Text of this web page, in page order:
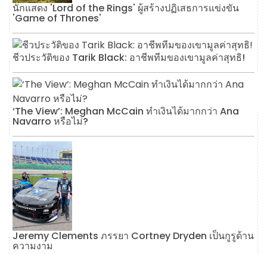
นักแสดง 'Lord of the Rings' ผู้สร้างปฏิเสธการแข่งขัน
'Game of Thrones'
ชีวประวัติของ Tarik Black: อาชีพทีมของเขามูลค่าสุทธิ!
‘The View’: Meghan McCain ทำเงินได้มากกว่า Ana
Navarro หรือไม่?
Jeremy Clements ภรรยา Cortney Dryden เป็นกูรูด้าน
ความงาม